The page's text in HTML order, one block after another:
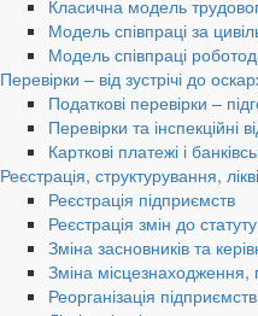
Класична модель
Модель співпраці за
Модель співпраці
Перевірки – від зустрічі до
Податкові перевірки –
Перевірки та інспекційні
Карткові платежі і
Реєстрація, структурування,
Реєстрація підприємств
Реєстрація змін до статуту
Зміна засновників та
Зміна місцезнаходження,
Реорганізація підприємств